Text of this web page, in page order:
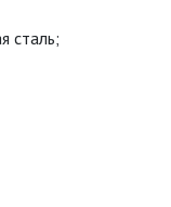
сталь;